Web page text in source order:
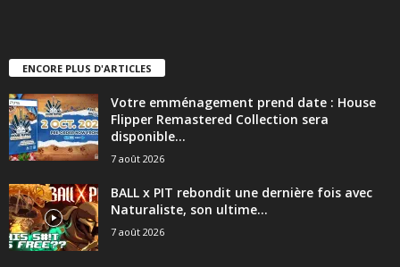
ENCORE PLUS D'ARTICLES
Votre emménagement prend date : House
Flipper Remastered Collection sera
disponible...
7 août 2026
BALL x PIT rebondit une dernière fois avec
Naturaliste, son ultime...
7 août 2026